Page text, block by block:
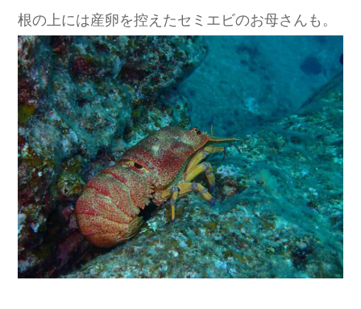
根の上には産卵を控えたセミエビのお母さんも。